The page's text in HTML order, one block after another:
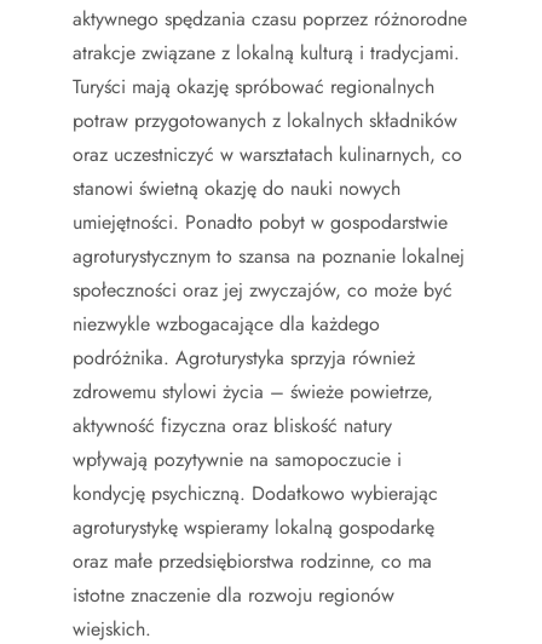
aktywnego spędzania czasu poprzez różnorodne
atrakcje związane z lokalną kulturą i tradycjami.
Turyści mają okazję spróbować regionalnych
potraw przygotowanych z lokalnych składników
oraz uczestniczyć w warsztatach kulinarnych, co
stanowi świetną okazję do nauki nowych
umiejętności. Ponadto pobyt w gospodarstwie
agroturystycznym to szansa na poznanie lokalnej
społeczności oraz jej zwyczajów, co może być
niezwykle wzbogacające dla każdego
podróżnika. Agroturystyka sprzyja również
zdrowemu stylowi życia – świeże powietrze,
aktywność fizyczna oraz bliskość natury
wpływają pozytywnie na samopoczucie i
kondycję psychiczną. Dodatkowo wybierając
agroturystykę wspieramy lokalną gospodarkę
oraz małe przedsiębiorstwa rodzinne, co ma
istotne znaczenie dla rozwoju regionów
wiejskich.